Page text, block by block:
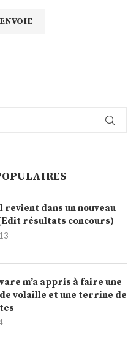
revient dans un nouveau
résultats concours)
m’a appris à faire une
volaille et une terrine de